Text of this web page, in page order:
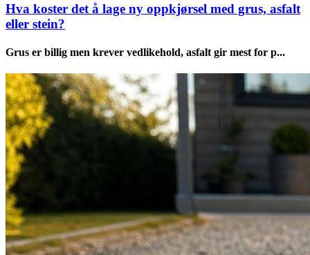
Hva koster det å lage ny oppkjørsel med grus, asfalt
eller stein?
Grus er billig men krever vedlikehold, asfalt gir mest for p...